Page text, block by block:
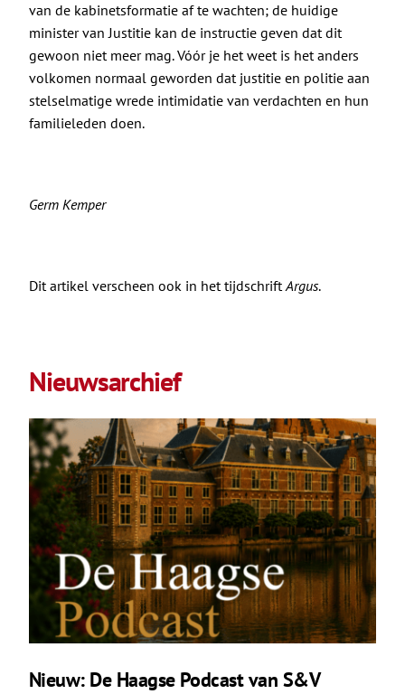
van de kabinetsformatie af te wachten; de huidige
minister van Justitie kan de instructie geven dat dit
gewoon niet meer mag. Vóór je het weet is het anders
volkomen normaal geworden dat justitie en politie aan
stelselmatige wrede intimidatie van verdachten en hun
familieleden doen.
Germ Kemper
Dit artikel verscheen ook in het tijdschrift Argus.
Nieuwsarchief
Nieuw: De Haagse Podcast van S&V